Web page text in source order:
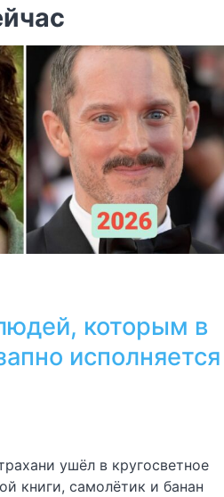
которым в
исполняется
ушёл в кругосветное
книги, самолётик и банан